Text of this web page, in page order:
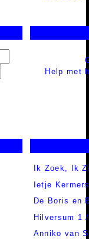
Help met
Ik Zoek, Ik
Ietje Kermers
De Boris en
Hilversum 1
Anniko van